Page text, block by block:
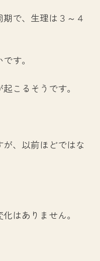
で、生理は３～４
す。
こるそうです。
、以前ほどではな
はありません。